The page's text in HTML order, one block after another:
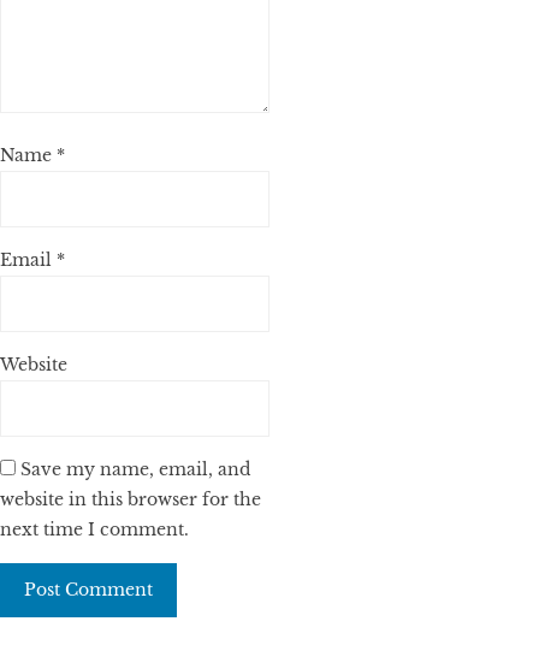
Name *
Email *
Website
Save my name, email, and
website in this browser for the
next time I comment.